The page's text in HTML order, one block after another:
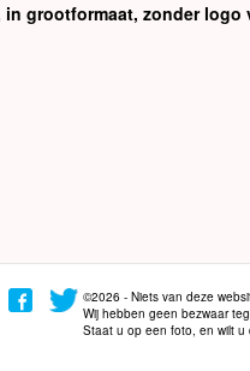
in grootformaat, zonder
©2026 - Niets van deze
Wij hebben geen bezwaar
Staat u op een foto, en wilt